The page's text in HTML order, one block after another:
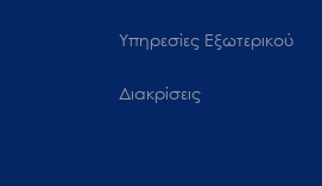
Υπηρεσίες Εξωτερικού
Διακρίσεις